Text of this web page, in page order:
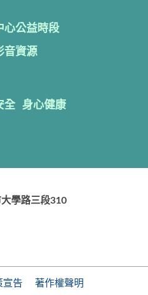
心公益時段
音資源
全 身心健康
學路三段310
宣告 著作權聲明